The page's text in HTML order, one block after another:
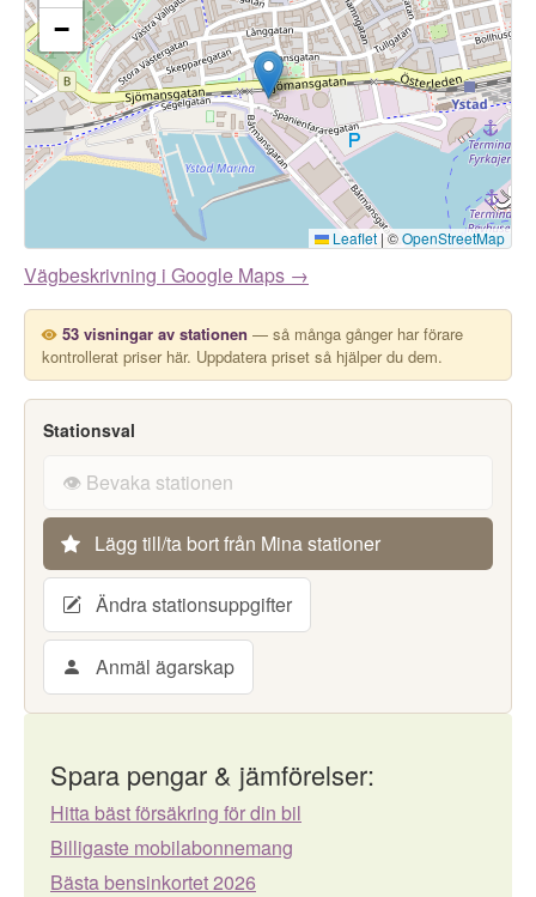
−
Leaflet |©OpenStreetMap
Vägbeskrivning i Google Maps →
53 visningar av stationen — så många gånger har förare
kontrollerat priser här. Uppdatera priset så hjälper du dem.
Stationsval
👁️ Bevaka stationen
Lägg till/ta bort från Mina stationer
Ändra stationsuppgifter
Anmäl ägarskap
Spara pengar & jämförelser:
Hitta bäst försäkring för din bil
Billigaste mobilabonnemang
Bästa bensinkortet 2026